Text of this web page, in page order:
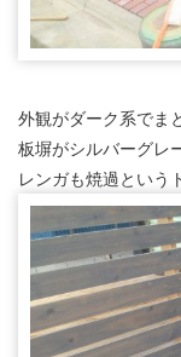
外観がダーク系でま
板塀がシルバーグレ
レンガも焼過とい